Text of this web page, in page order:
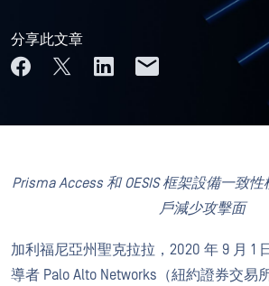
分享此文章
Prisma Access 和 OESIS 框架設備一致
戶減少攻擊面
加利福尼亞州聖克拉拉，2020 年 9 月 1
導者 Palo Alto Networks（紐約證券交易